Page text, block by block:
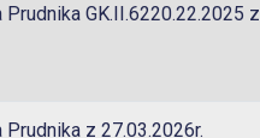
GK.II.6220.22.2025 z
z 27.03.2026r.